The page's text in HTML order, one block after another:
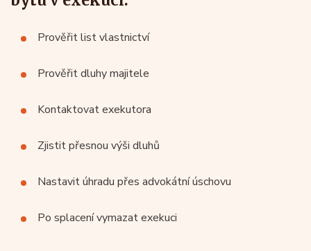
Prověřit list vlastnictví
Prověřit dluhy majitele
Kontaktovat exekutora
Zjistit přesnou výši dluhů
Nastavit úhradu přes advokátní úschovu
Po splacení vymazat exekuci